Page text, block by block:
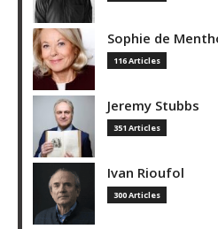
Sophie de
116 Articles
Jeremy Stubbs
351 Articles
Ivan Rioufol
300 Articles